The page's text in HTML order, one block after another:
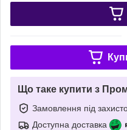
Що таке купити з
Замовлення під
Доступна доставка